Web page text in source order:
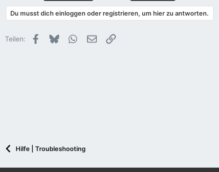
Du musst dich einloggen oder registrieren, um hier zu antworten.
Teilen: Facebook
Bluesky WhatsApp
E-MailLink
Hilfe | Troubleshooting